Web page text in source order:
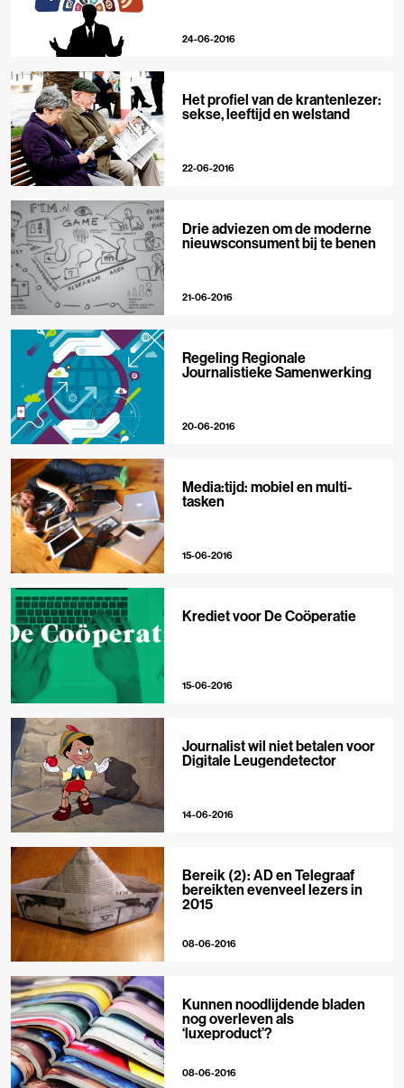
24-06-2016
Het profiel van de krantenlezer:
sekse, leeftijd en welstand
22-06-2016
Drie adviezen om de moderne
nieuwsconsument bij te benen
21-06-2016
Regeling Regionale
Journalistieke Samenwerking
20-06-2016
Media:tijd: mobiel en multi-
tasken
15-06-2016
Krediet voor De Coöperatie
15-06-2016
Journalist wil niet betalen voor
Digitale Leugendetector
14-06-2016
Bereik (2): AD en Telegraaf
bereikten evenveel lezers in
2015
08-06-2016
Kunnen noodlijdende bladen
nog overleven als
‘luxeproduct’?
08-06-2016